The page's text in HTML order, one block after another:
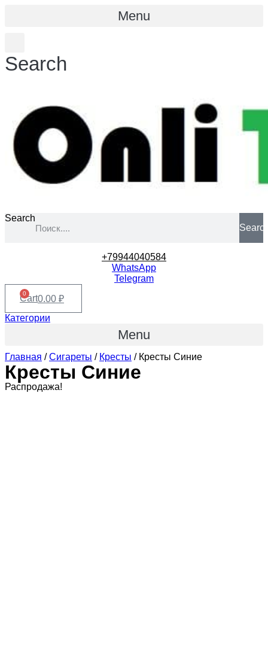
Menu
Search
Search
+79944040584
WhatsApp
Telegram
0.00 ₽
0
Cart
Категории
Menu
Главная /Сигареты / Кресты / Кресты Синие
Кресты Синие
Распродажа!